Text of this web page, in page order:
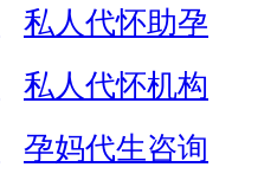
私人代怀助孕
私人代怀机构
孕妈代生咨询